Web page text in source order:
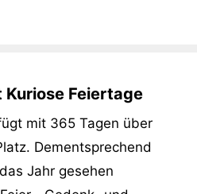
Kuriose Feiertage
mit 365 Tagen über
Dementsprechend
Jahr gesehen